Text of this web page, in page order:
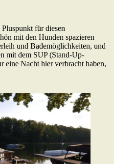
für diesen
mit den Hunden spazieren
und Bademöglichkeiten, und
mit dem SUP (Stand-Up-
eine Nacht hier verbracht haben,